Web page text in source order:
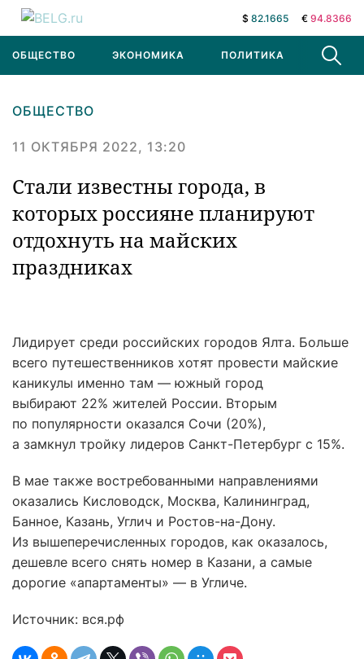
$ 82.1665 € 94.8366
ОБЩЕСТВО ЭКОНОМИКА ПОЛИТИКА В МИРЕ
ОБЩЕСТВО
11 ОКТЯБРЯ 2022, 13:20
Стали известны города, в
которых россияне планируют
отдохнуть на майских
праздниках
Лидирует среди российских городов Ялта. Больше
всего путешественников хотят провести майские
каникулы именно там — южный город
выбирают 22% жителей России. Вторым
по популярности оказался Сочи (20%),
а замкнул тройку лидеров Санкт-Петербург с 15%.
В мае также востребованными направлениями
оказались Кисловодск, Москва, Калининград,
Банное, Казань, Углич и Ростов-на-Дону.
Из вышеперечисленных городов, как оказалось,
дешевле всего снять номер в Казани, а самые
дорогие «апартаменты» — в Угличе.
Источник: вся.рф